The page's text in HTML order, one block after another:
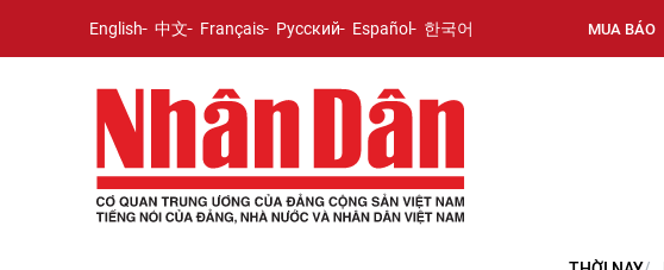
English 中文 Français Русский Español 한국어 MUA BÁO